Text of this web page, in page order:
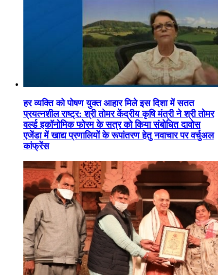
हर व्यक्ति को पोषण युक्त आहार मिले इस दिशा में सतत
प्रयत्नशील राष्ट्र: श्री तोमर केंद्रीय कृषि मंत्री ने श्री तोमर
वर्ल्ड इकॉनोमिक फोरम के सत्र को किया संबोधित दावोस
एजेंडा में खाद्य प्रणालियों के रूपांतरण हेतु नवाचार पर वर्चुअल
कांफ्रेंस